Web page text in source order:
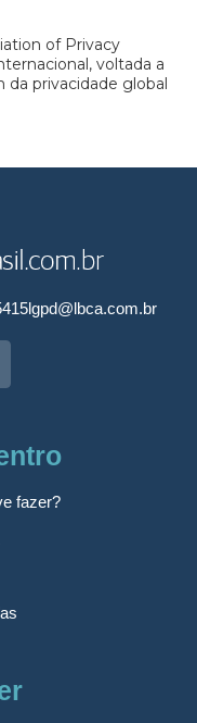
of Privacy
voltada a
da privacidade global
lgpd@lbca.com.br
fazer?